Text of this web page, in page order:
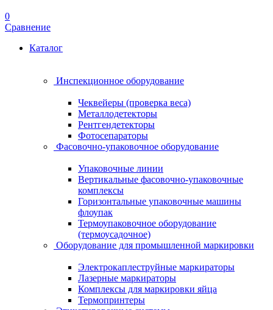
0
Сравнение
Каталог
Инспекционное оборудование
Чеквейеры (проверка веса)
Металлодетекторы
Рентгендетекторы
Фотосепараторы
Фасовочно-упаковочное оборудование
Упаковочные линии
Вертикальные фасовочно-упаковочные
комплексы
Горизонтальные упаковочные машины
флоупак
Термоупаковочное оборудование
(термоусадочное)
Оборудование для промышленной маркировки
Электрокаплеструйные маркираторы
Лазерные маркираторы
Комплексы для маркировки яйца
Термопринтеры